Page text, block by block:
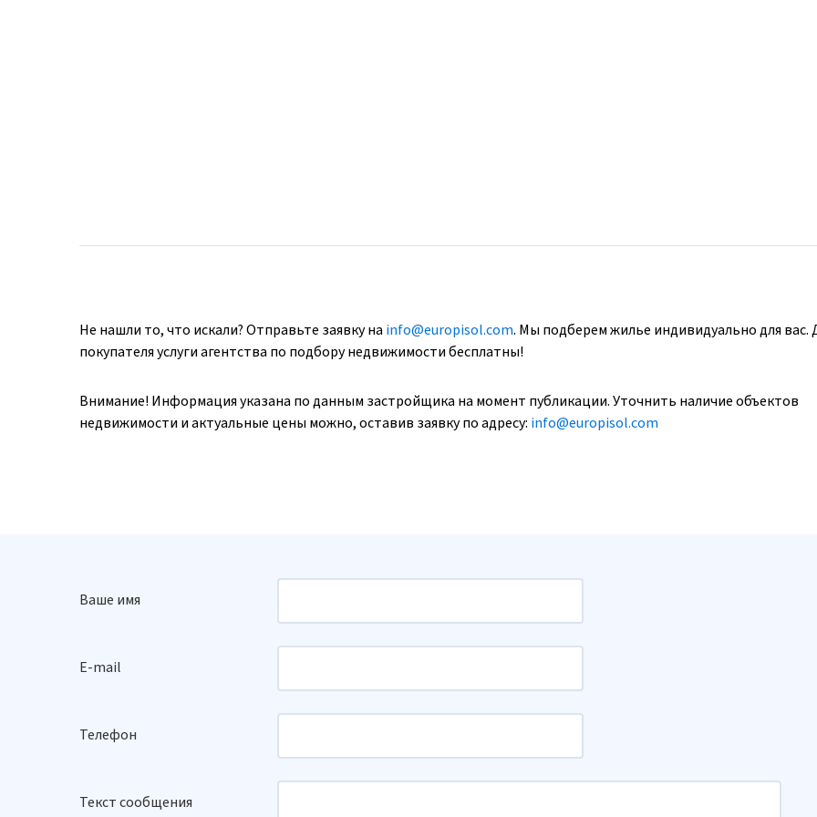
Не нашли то, что искали? Отправьте заявку наinfo@europisol.com. Мы подберем жилье индивидуально для вас.
покупателя услуги агентства по подбору недвижимости бесплатны!
Внимание! Информация указана по данным застройщика на момент публикации. Уточнить наличие объектов
недвижимости и актуальные цены можно, оставив заявку по адресу: info@europisol.com
Ваше имя
E-mail
Телефон
Текст сообщения